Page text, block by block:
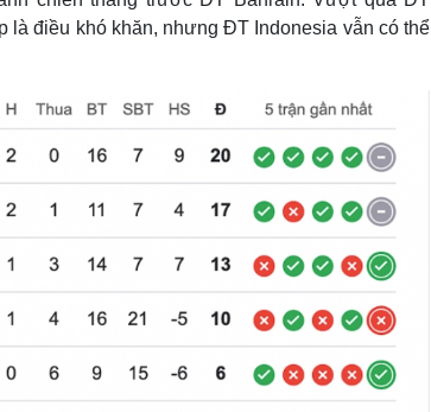
ảnh
Giải trí
Du lịch
là điều khó khăn, nhưng ĐT Indonesia vẫn có thể